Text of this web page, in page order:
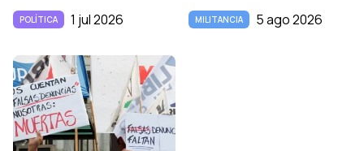
POLÍTICA 1 jul 2026 MILITANCIA 5 ago 2026